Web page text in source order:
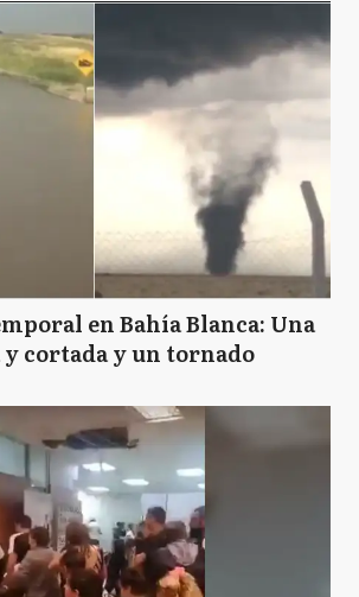
en Bahía Blanca: Una
y cortada y un tornado